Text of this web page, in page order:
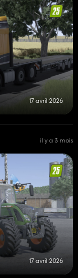
17 avril 2026
il y a 3 mois
17 avril 2026